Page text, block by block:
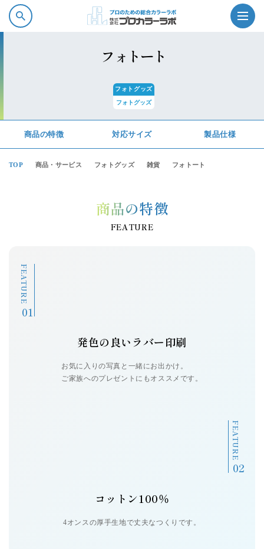
商品情報
フォトート
フォトグッズ
フォトグッズ
商品の特徴 対応サイズ 製品仕様
TOP 商品・サービス フォトグッズ 雑貨 フォトート
商品の特徴
FEATURE
FEATURE
発色の良いラバー印刷
お気に入りの写真と一緒にお出かけ。
ご家族へのプレゼントにもオススメです。
FEATURE
コットン100％
4オンスの厚手生地で丈夫なつくりです。